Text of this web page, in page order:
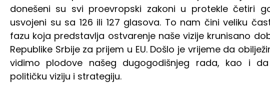
donešeni su svi proevropski zakoni u protekle četiri
usvojeni su sa 126 ili 127 glasova. To nam čini veliku
fazu koja predstavlja ostvarenje naše vizije krunisano
Republike Srbije za prijem u EU. Došlo je vrijeme da
vidimo plodove našeg dugogodišnjeg rada, kao i
političku viziju i strategiju.